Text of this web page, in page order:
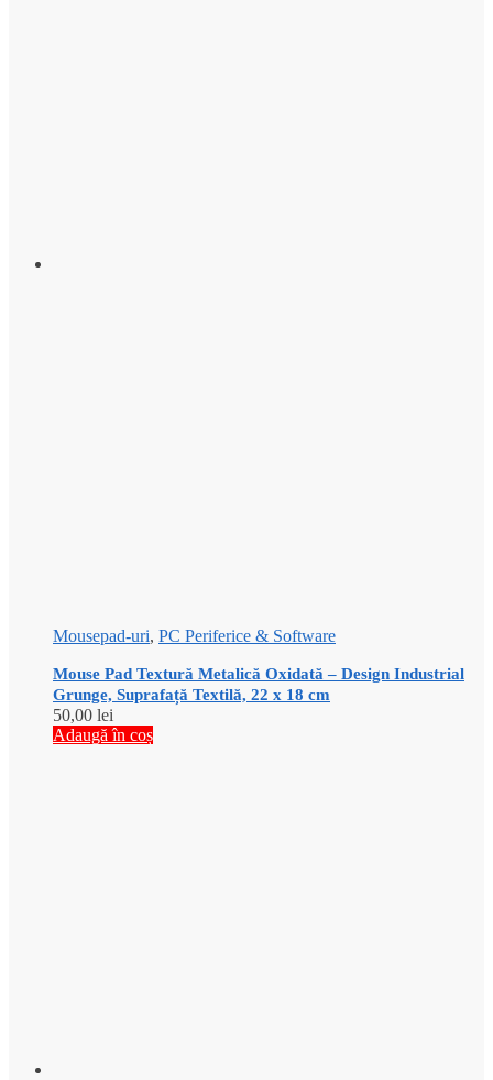
Mousepad-uri, PC Periferice & Software
Mouse Pad Textură Metalică Oxidată – Design Industrial
Grunge, Suprafață Textilă, 22 x 18 cm
50,00 lei
Adaugă în coș